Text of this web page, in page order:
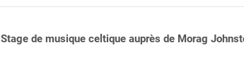
Stage de musique celtique auprès de Morag